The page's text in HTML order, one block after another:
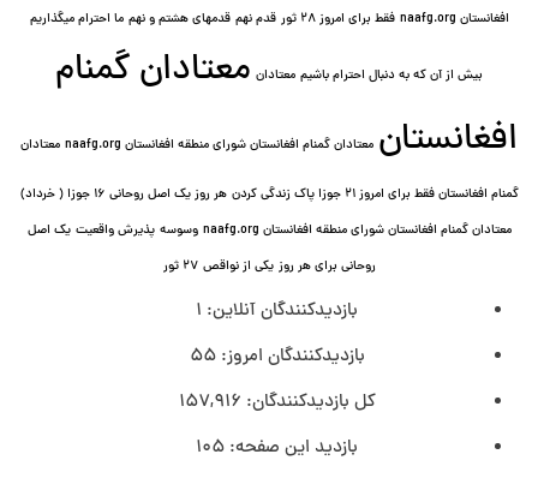
افغانستان naafg.org
فقط برای امروز ۲۸ ثور قدم نهم قدمهای هشتم و نهم ما احترام میگذاریم
بیش از آن که به دنبال احترام باشیم معتادان معتادان گمنام
افغانستان معتادان گمنام افغانستان شورای منطقه افغانستان naafg.org معتادان
گمنام افغانستان فقط برای امروز ۲۱ جوزا پاک زندگی کردن
هر روز یک اصل روحانی ۱۶ جوزا ( خرداد)
معتادان گمنام افغانستان شورای منطقه افغانستان naafg.org
وسوسه پذيرش واقعیت یک اصل
روحانی برای هر روز یکی از نواقص ۲۷ ثور
بازدیدکنندگان آنلاین: 1
بازدیدکنندگان امروز:55
کل بازدیدکنند‌گان: 157,916
بازدید این صفحه: 105